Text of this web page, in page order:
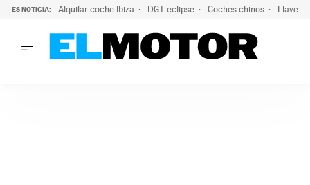
ES NOTICIA: Alquilar coche Ibiza DGT eclipse Coches chinos Llaves